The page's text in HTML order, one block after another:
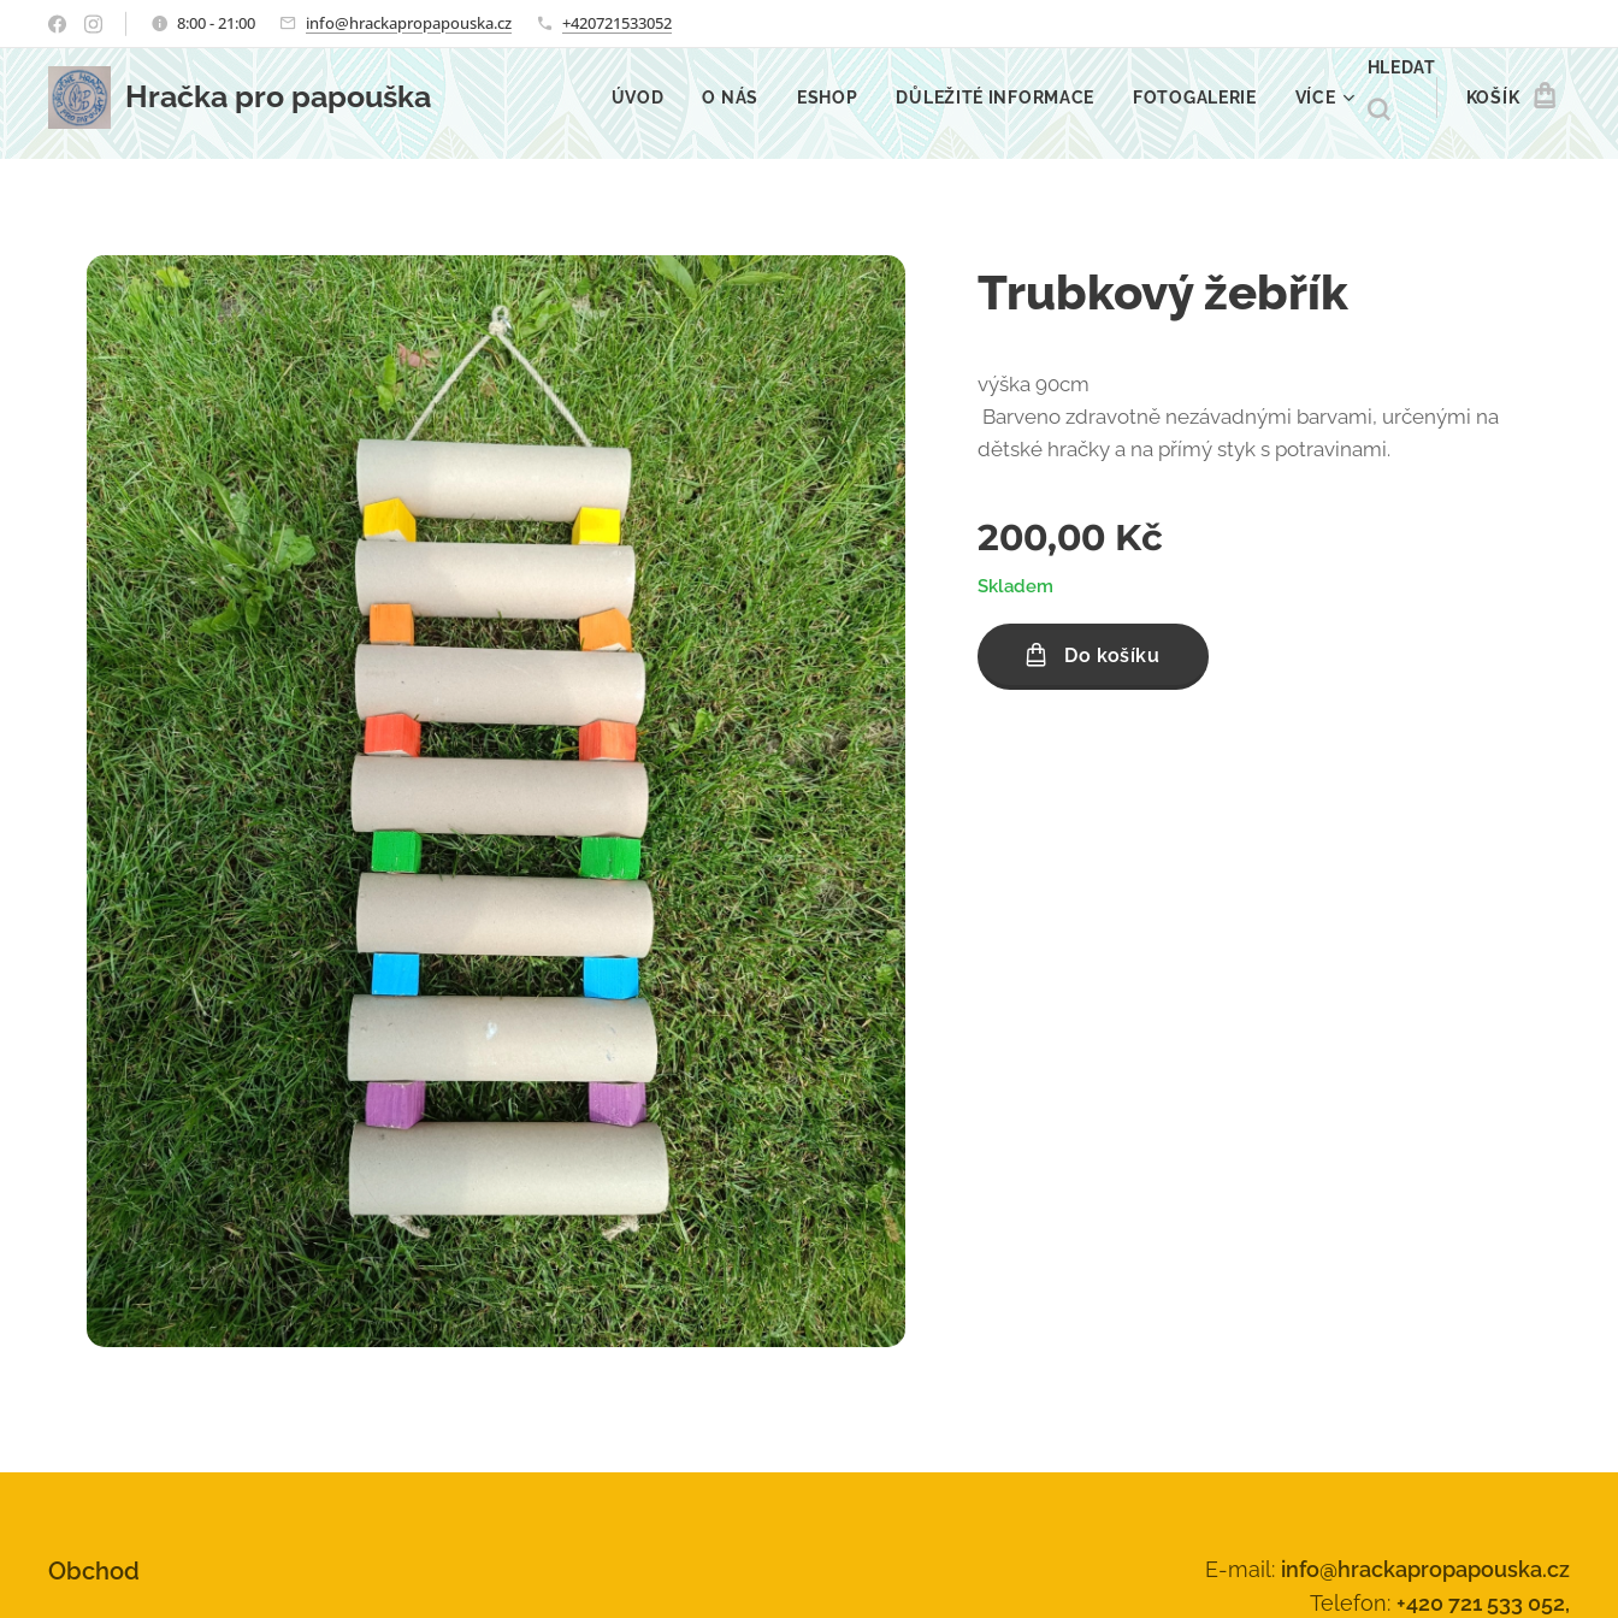
8:00 - 21:00 info@hrackapropapouska.cz +420721533052
Hračka pro papouška ÚVOD O NÁS ESHOP DŮLEŽITÉ INFORMACE FOTOGALERIE VÍCE
HLEDAT
KOŠÍK
Trubkový žebřík
výška 90cm
Barveno zdravotně nezávadnými barvami, určenými na
dětské hračky a na přímý styk s potravinami.
200,00 Kč
Skladem
Do košíku
Obchod E-mail: info@hrackapropapouska.cz
Telefon: +420 721 533 052,